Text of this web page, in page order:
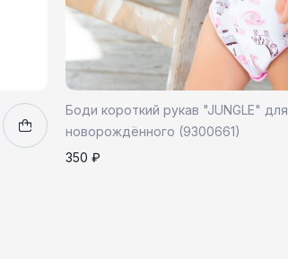
Боди короткий рукав "JUNGLE" для
новорождённого (9300661)
350 ₽
68